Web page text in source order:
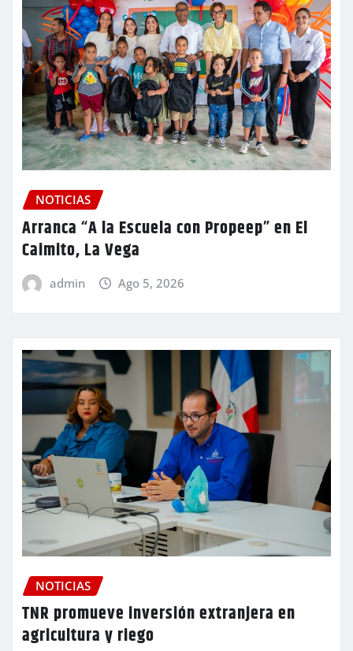
NOTICIAS
Arranca “A la Escuela con Propeep” en El
Caimito, La Vega
admin Ago 5, 2026
NOTICIAS
TNR promueve inversión extranjera en
agricultura y riego